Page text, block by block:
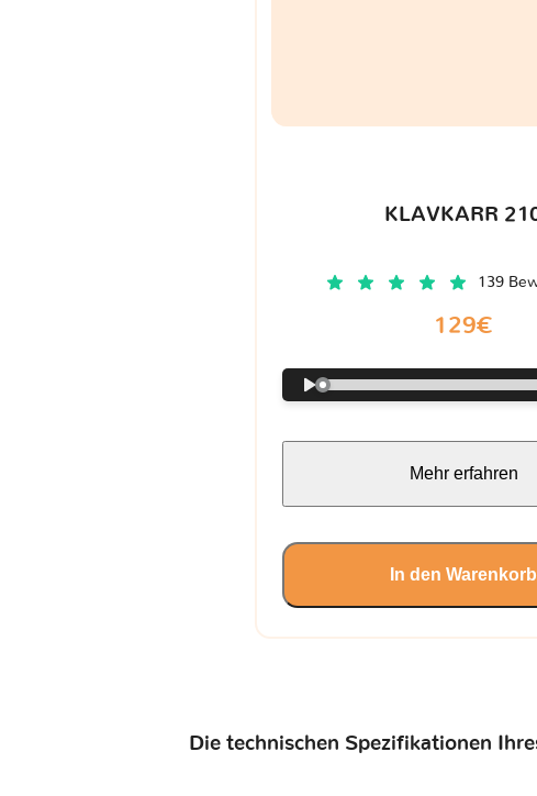
KLAVKARR
139
129€
Mehr erfahren
In den Warenkorb
Die technischen Spezifikationen